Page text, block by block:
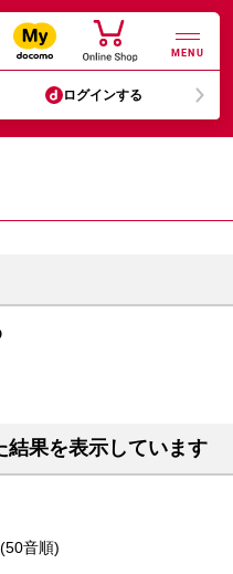
MENU
ログインする
結果を表示しています
音順)